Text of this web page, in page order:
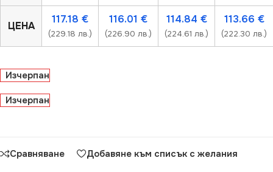
ЦЕНА
117.18 €
(229.18 лв.)
116.01 €
(226.90 лв.)
114.84 €
(224.61 лв.)
113.66 €
(222.30 лв.)
Изчерпан
Изчерпан
Сравняване Добавяне към списък с желания